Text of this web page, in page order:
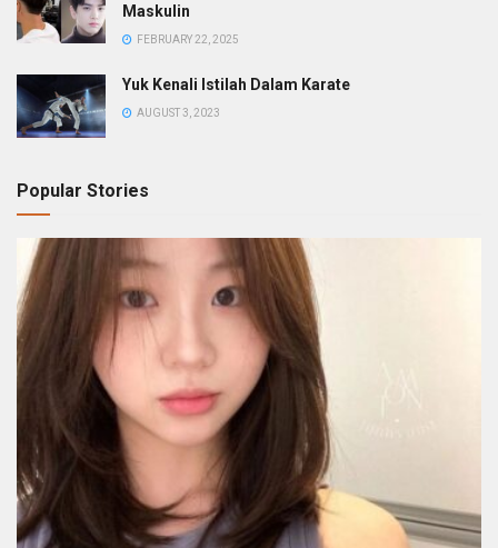
Maskulin
FEBRUARY 22, 2025
Yuk Kenali Istilah Dalam Karate
AUGUST 3, 2023
Popular Stories